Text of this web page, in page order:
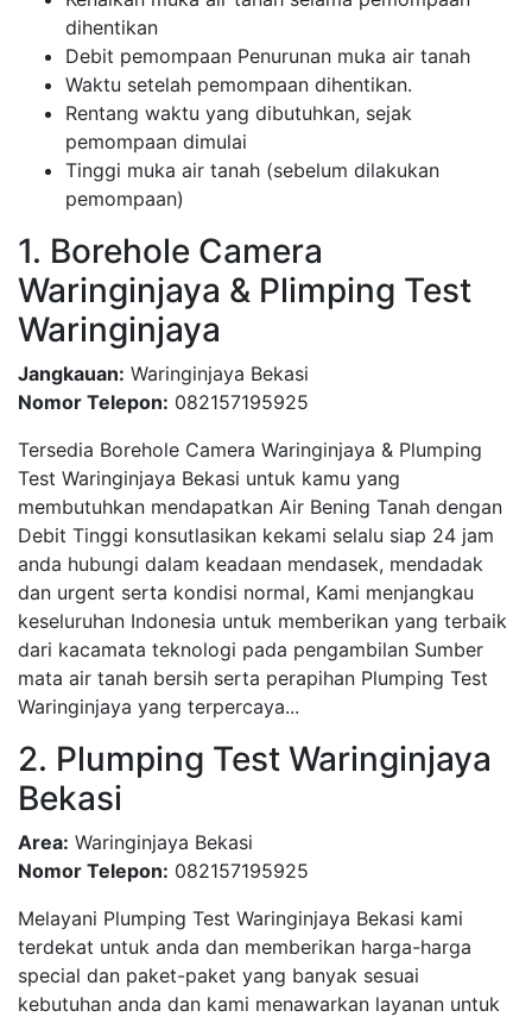
dihentikan
Debit pemompaan Penurunan muka air tanah
Waktu setelah pemompaan dihentikan.
Rentang waktu yang dibutuhkan, sejak
pemompaan dimulai
Tinggi muka air tanah (sebelum dilakukan
pemompaan)
1. Borehole Camera
Waringinjaya & Plimping Test
Waringinjaya
Jangkauan: Waringinjaya Bekasi
Nomor Telepon: 082157195925
Tersedia Borehole Camera Waringinjaya & Plumping
Test Waringinjaya Bekasi untuk kamu yang
membutuhkan mendapatkan Air Bening Tanah dengan
Debit Tinggi konsutlasikan kekami selalu siap 24 jam
anda hubungi dalam keadaan mendasek, mendadak
dan urgent serta kondisi normal, Kami menjangkau
keseluruhan Indonesia untuk memberikan yang terbaik
dari kacamata teknologi pada pengambilan Sumber
mata air tanah bersih serta perapihan Plumping Test
Waringinjaya yang terpercaya...
2. Plumping Test Waringinjaya
Bekasi
Area: Waringinjaya Bekasi
Nomor Telepon: 082157195925
Melayani Plumping Test Waringinjaya Bekasi kami
terdekat untuk anda dan memberikan harga-harga
special dan paket-paket yang banyak sesuai
kebutuhan anda dan kami menawarkan layanan untuk